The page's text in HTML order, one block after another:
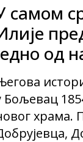
самом
од
Бољевац
храма.